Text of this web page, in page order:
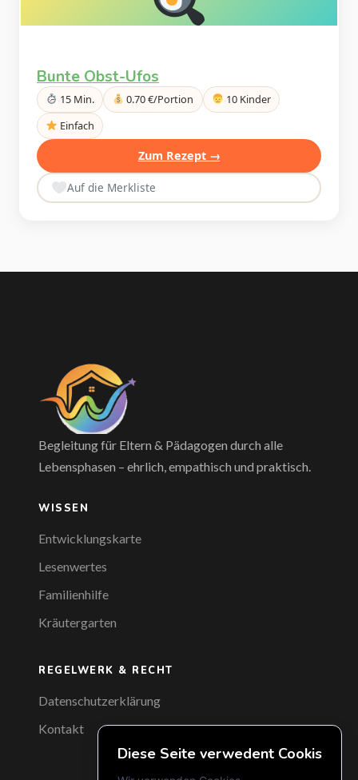
Bunte Obst-Ufos
15 Min. 0.70 €/Portion
10 Kinder
Einfach
Zum Rezept →
Auf die Merkliste
Begleitung für Eltern & Pädagogen durch alle
Lebensphasen – ehrlich, empathisch und praktisch.
WISSEN
Entwicklungskarte
Lesenwertes
Familienhilfe
Kräutergarten
REGELWERK & RECHT
Datenschutzerklärung
Kontakt
Diese Seite verwedent Cookis